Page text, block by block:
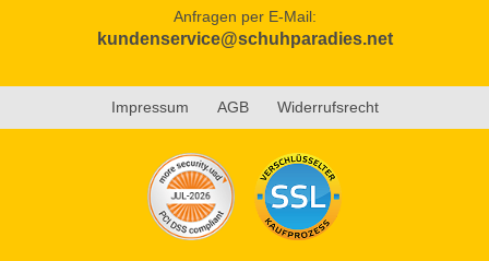
Anfragen per E-Mail:
kundenservice@schuhparadies.net
Impressum AGB Widerrufsrecht